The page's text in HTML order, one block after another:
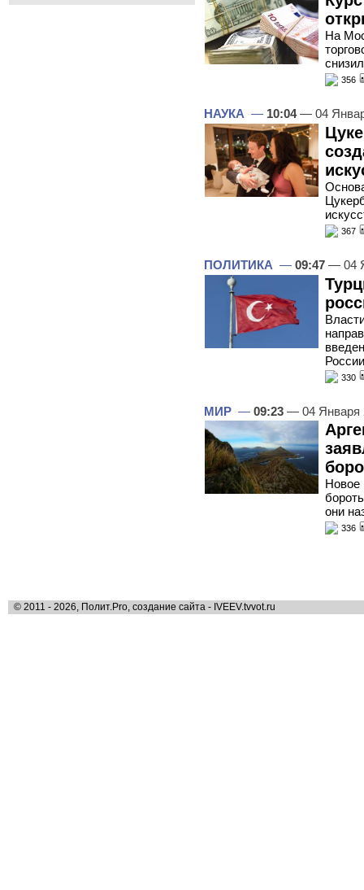
На
356
НАУКА — 10:04— 04
367
ПОЛИТИКА — 09:47 — 04
России
330
МИР — 09:23 — 04 Января
Новое
они
336
© 2011 - 2026, Полит.Pro, создание сайта - IVEEV.tvvot.ru